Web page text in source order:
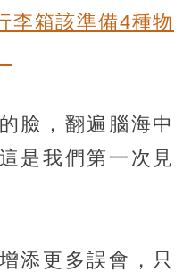
李箱該準備4種物
臉，翻遍腦海中
是我們第一次見
添更多誤會，只